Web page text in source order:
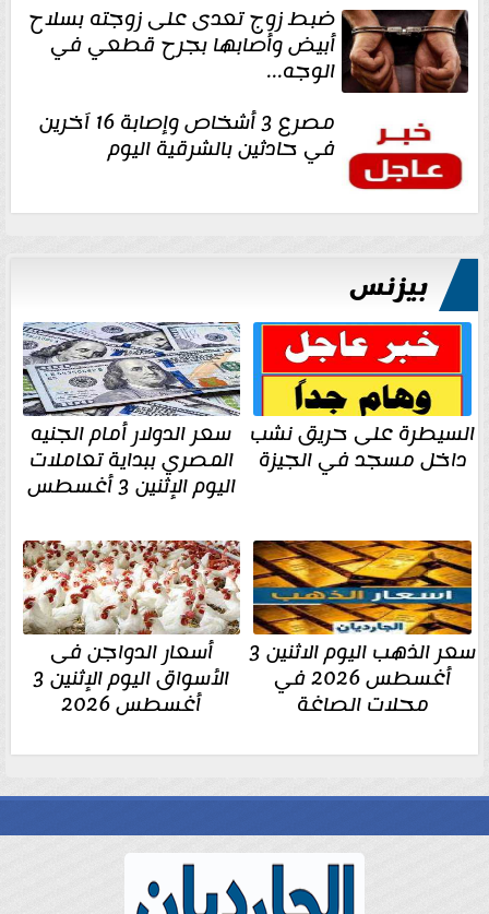
ضبط زوج تعدى على زوجته بسلاح
أبيض وأصابها بجرح قطعي في
الوجه...
مصرع 3 أشخاص وإصابة 16 آخرين
في حادثين بالشرقية اليوم
بيزنس
السيطرة على حريق نشب
داخل مسجد في الجيزة
سعر الدولار أمام الجنيه
المصري ببداية تعاملات
اليوم الإثنين 3 أغسطس
سعر الذهب اليوم الاثنين 3
أغسطس 2026 في
محلات الصاغة
أسعار الدواجن فى
الأسواق اليوم الإثنين 3
أغسطس 2026